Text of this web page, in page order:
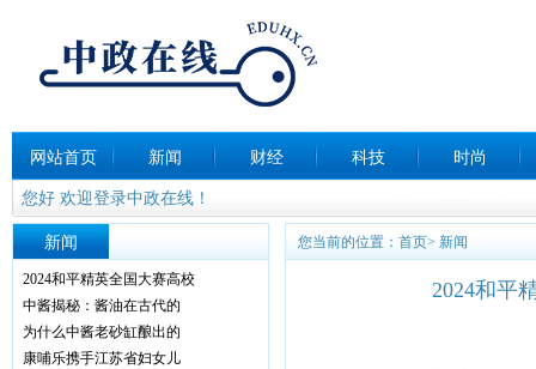
网站首页 新闻 财经 科技 时尚
您好 欢迎登录中政在线！
新闻
2024和平精英全国大赛高校
中酱揭秘：酱油在古代的
为什么中酱老砂缸酿出的
康哺乐携手江苏省妇女儿
您当前的位置： 首页> 新闻
2024和平